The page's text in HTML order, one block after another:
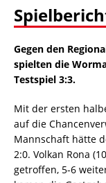
Gegen den
spielten die
Testspiel 3:3.
Mit der ersten
auf die
Mannschaft hätte
2:0. Volkan Rona
getroffen, 5-6